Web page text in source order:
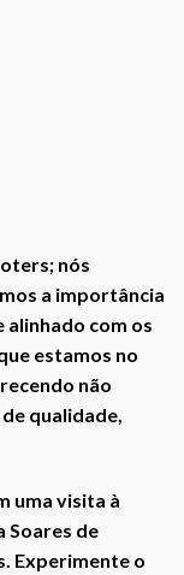
nós
a importância
com os
estamos no
não
qualidade,
uma visita à
Soares de
Experimente o